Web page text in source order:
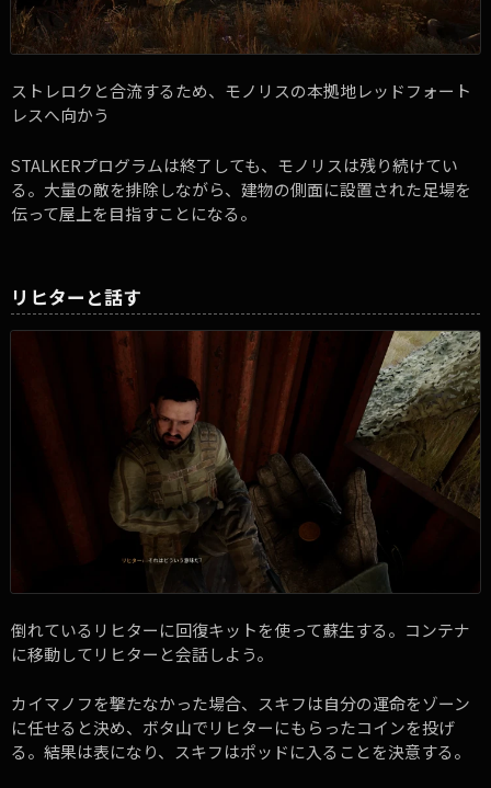
ストレロクと合流するため、モノリスの本拠地レッドフォート
レスへ向かう
STALKERプログラムは終了しても、モノリスは残り続けてい
る。大量の敵を排除しながら、建物の側面に設置された足場を
伝って屋上を目指すことになる。
リヒターと話す
倒れているリヒターに回復キットを使って蘇生する。コンテナ
に移動してリヒターと会話しよう。
カイマノフを撃たなかった場合、スキフは自分の運命をゾーン
に任せると決め、ボタ山でリヒターにもらったコインを投げ
る。結果は表になり、スキフはポッドに入ることを決意する。